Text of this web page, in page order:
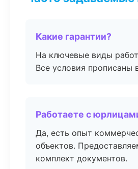
Какие гарантии?
На ключевые виды
Все условия прописаны
Работаете с
Да, есть опыт
объектов.
комплект документов.